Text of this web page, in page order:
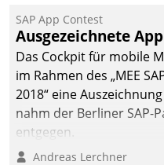
SAP App Contest
Ausgezeichnete App
Das Cockpit für mobile
im Rahmen des „MEE
2018“ eine
nahm der Berliner SAP-
entgegen.
Andreas Lerchner